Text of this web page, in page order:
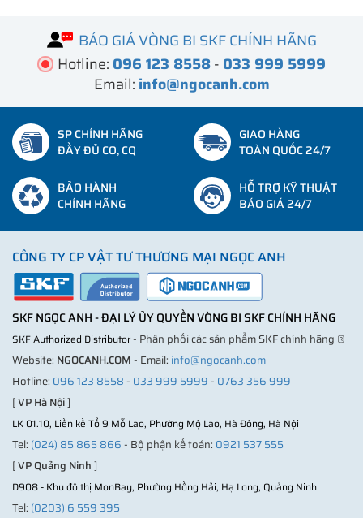
BÁO GIÁ VÒNG BI SKF CHÍNH HÃNG
Hotline: 096 123 8558- 033 999 5999
Email: info@ngocanh.com
SP CHÍNH HÃNG
ĐẦY ĐỦ CO, CQ
GIAO HÀNG
TOÀN QUỐC 24/7
BẢO HÀNH
CHÍNH HÃNG
HỖ TRỢ KỸ THUẬT
BÁO GIÁ 24/7
CÔNG TY CP VẬT TƯ THƯƠNG MẠI NGỌC ANH
SKF NGỌC ANH - ĐẠI LÝ ỦY QUYỀN VÒNG BI SKF CHÍNH HÃNG
SKF Authorized Distributor- Phân phối các sản phẩm SKF chính hãng ®
Website: NGOCANH.COM- Email: info@ngocanh.com
Hotline: 096 123 8558- 033 999 5999- 0763 356 999
[VP Hà Nội]
LK 01.10, Liền kề Tổ 9 Mỗ Lao, Phường Mộ Lao, Hà Đông, Hà Nội
Tel: (024) 85 865 866- Bộ phận kế toán: 0921 537 555
[VP Quảng Ninh]
D908 - Khu đô thị MonBay, Phường Hồng Hải, Hạ Long, Quảng Ninh
Tel: (0203) 6 559 395